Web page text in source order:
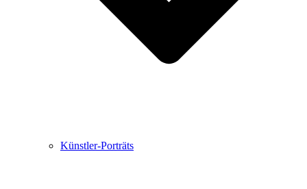
Künstler-Porträts